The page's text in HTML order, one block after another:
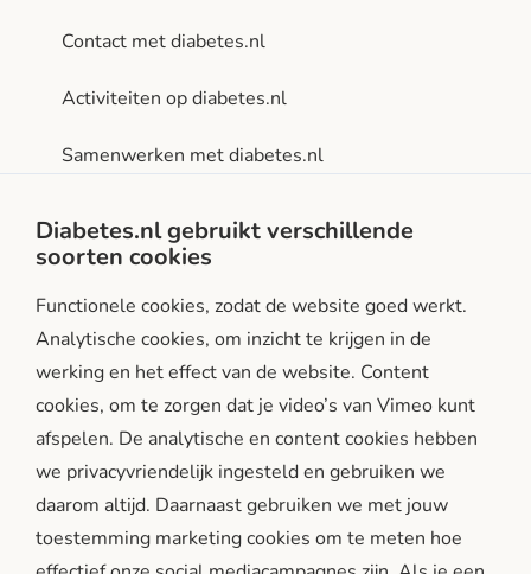
Contact met diabetes.nl
Activiteiten op diabetes.nl
Samenwerken met diabetes.nl
diabetes.nl is een initiatief van:
Diabetes.nl gebruikt verschillende
soorten cookies
Functionele cookies, zodat de website goed werkt.
Analytische cookies, om inzicht te krijgen in de
werking en het effect van de website. Content
cookies, om te zorgen dat je video’s van Vimeo kunt
afspelen. De analytische en content cookies hebben
we privacyvriendelijk ingesteld en gebruiken we
daarom altijd. Daarnaast gebruiken we met jouw
toestemming marketing cookies om te meten hoe